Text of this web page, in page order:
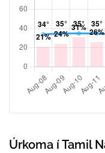
Úrkoma í Tamil